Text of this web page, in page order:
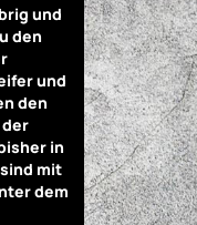
und
den
und
den
der
in
mit
dem